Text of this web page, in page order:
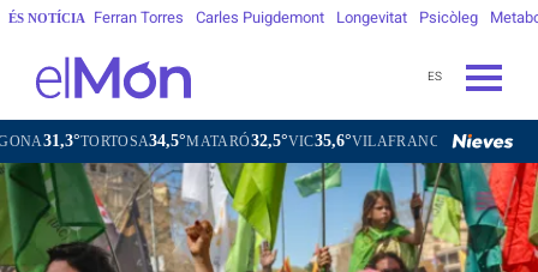
ÉS NOTÍCIA Ferran Torres Carles Puigdemont Longevitat Psicòleg
ES
34,5°MATARÓ32,5°VIC35,6°VILAFRANCA DEL PENEDÈS32,1°